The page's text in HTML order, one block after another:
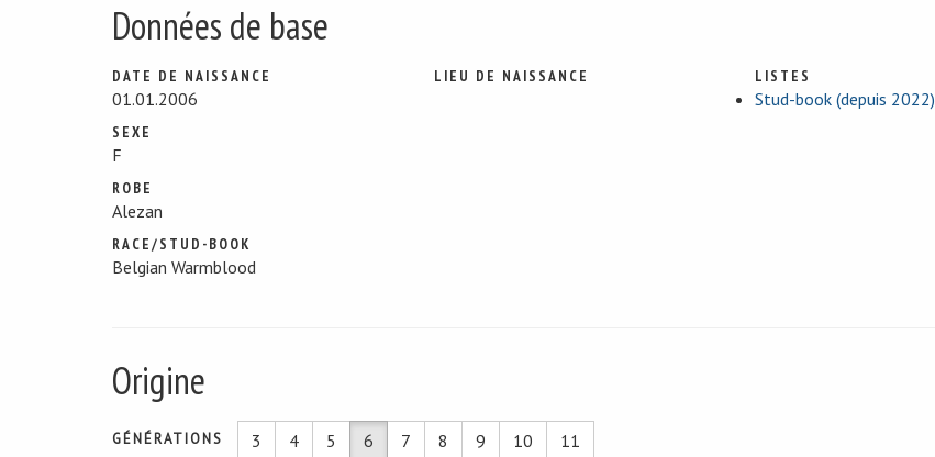
Données de base
DATE DE NAISSANCE
01.01.2006
SEXE
F
ROBE
Alezan
RACE/STUD-BOOK
Belgian Warmblood
LIEU DE NAISSANCE LISTES
Stud-book (depuis 2022)
Origine
GÉNÉRATIONS 3 4 5 6 7 8 9 10 11